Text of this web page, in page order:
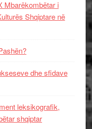
Mbarëkombëtar i
Shqiptare në
dhe sfidave
leksikografik,
shqiptar